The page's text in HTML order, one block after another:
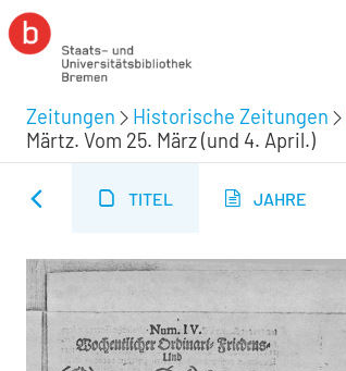
Zeitungen Historische Zeitungen
Märtz. Vom 25. März (und 4. April.)
TITEL JAHRE